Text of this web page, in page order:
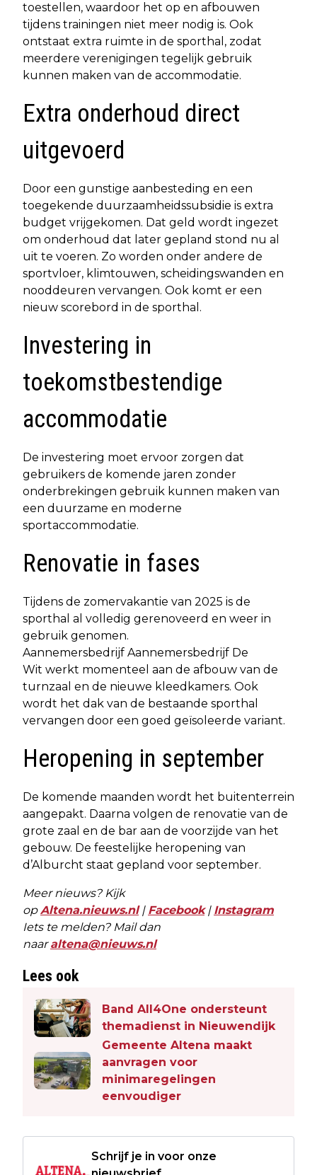
toestellen, waardoor het op en afbouwen
tijdens trainingen niet meer nodig is. Ook
ontstaat extra ruimte in de sporthal, zodat
meerdere verenigingen tegelijk gebruik
kunnen maken van de accommodatie.
Extra onderhoud direct
uitgevoerd
Door een gunstige aanbesteding en een
toegekende duurzaamheidssubsidie is extra
budget vrijgekomen. Dat geld wordt ingezet
om onderhoud dat later gepland stond nu al
uit te voeren. Zo worden onder andere de
sportvloer, klimtouwen, scheidingswanden en
nooddeuren vervangen. Ook komt er een
nieuw scorebord in de sporthal.
Investering in
toekomstbestendige
accommodatie
De investering moet ervoor zorgen dat
gebruikers de komende jaren zonder
onderbrekingen gebruik kunnen maken van
een duurzame en moderne
sportaccommodatie.
Renovatie in fases
Tijdens de zomervakantie van 2025 is de
sporthal al volledig gerenoveerd en weer in
gebruik genomen.
Aannemersbedrijf Aannemersbedrijf De
Wit werkt momenteel aan de afbouw van de
turnzaal en de nieuwe kleedkamers. Ook
wordt het dak van de bestaande sporthal
vervangen door een goed geïsoleerde variant.
Heropening in september
De komende maanden wordt het buitenterrein
aangepakt. Daarna volgen de renovatie van de
grote zaal en de bar aan de voorzijde van het
gebouw. De feestelijke heropening van
d’Alburcht staat gepland voor september.
Meer nieuws? Kijk
opAltena.nieuws.nl| Facebook| Instagram
Iets te melden? Mail dan
naaraltena@nieuws.nl
Lees ook
Band All4One ondersteunt
themadienst in Nieuwendijk
Gemeente Altena maakt
aanvragen voor
minimaregelingen
eenvoudiger
Schrijf je in voor onze